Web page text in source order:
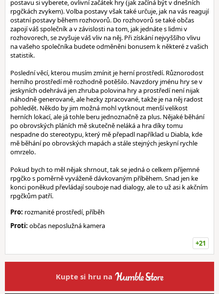
postavu si vyberete, ovlivní začátek hry (jak začíná být v dnešních
rpgčkách zvykem). Volba postavy však také určuje, jak na vás reagují
ostatní postavy během rozhovorů. Do rozhovorů se také občas
zapojí váš společník a v závislosti na tom, jak jednáte s lidmi v
rozhovorech, se zvyšuje váš vliv na něj. Při získání nejvyššího vlivu
na vašeho společníka budete odměněni bonusem k některé z vašich
statistik.
Poslední věcí, kterou musím zmínit je herní prostředí. Různorodost
herního prostředí mě rozhodně potěšilo. Navzdory jménu hry se v
jeskyních odehrává jen zhruba polovina hry a prostředí není nijak
náhodně generované, ale hezky zpracované, takže je na něj radost
pohledět. Někdo by jim možná mohl vytknout menší velikost
herních lokací, ale já tohle beru jednoznačně za plus. Nějaké běhání
po obrovských pláních mě skutečně neláká a hra díky tomu
nespadne do stereotypu, který mě přepadl například u Diabla, kde
mě běhání po obrovských mapách a stále stejných jeskyní rychle
omrzelo.
Pokud bych to měl nějak shrnout, tak se jedná o celkem příjemné
rpgčko s poměrně vyváženě dávkovaným příběhem. Snad jen ke
konci poněkud převládají souboje nad dialogy, ale to už asi k akčním
rpgčkům patří.
Pro: rozmanité prostředí, příběh
Proti: občas neposlužná kamera
+21
Kupte si hru na